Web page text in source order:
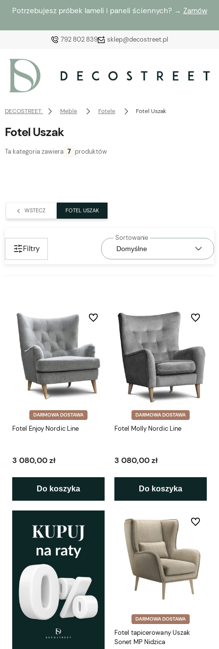
Potrzebujesz próbek lameli i paneli ściennych? → Zamów
792 802 839 sklep@decostreet.pl
Załóż konto
DECOSTREET Meble Fotele Fotel Uszak
Fotel Uszak
Ta kategoria zawiera 7 produktów
WSTECZ FOTEL USZAK
Filtry
DARMOWA DOSTAWA
Fotel Enjoy Nordic Line
3 080,00 zł
Do koszyka
Do ulubionych
DARMOWA DOSTAWA
Fotel Molly Nordic Line
3 080,00 zł
Do koszyka
Do
DARMOWA DOSTAWA
Fotel tapicerowany Uszak
Sonet MP Nidzica
Do